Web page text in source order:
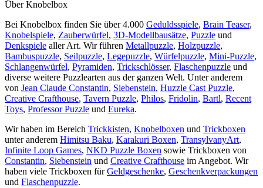
Über Knobelbox
Bei Knobelbox finden Sie über 4.000 Geduldsspiele, Brain Teaser,
Knobelspiele, Zauberwürfel, 3D-Modellbausätze, Puzzle und
Denkspiele aller Art. Wir führen Metallpuzzle, Holzpuzzle,
Bambuspuzzle, Seilpuzzle, Legepuzzle, Würfelpuzzle, Mini-Puzzle,
Schlangenwürfel, Pyramiden, Trickschlösser, Flaschenpuzzle und
diverse weitere Puzzlearten aus der ganzen Welt. Unter anderem
von Jean Claude Constantin, Siebenstein, Huzzle Cast Puzzle,
Creative Crafthouse, Tavern Puzzle, Philos, Fridolin, Bartl, Recent
Toys, Professor Puzzle und Eureka.
Wir haben im Bereich Trickkisten, Knobelboxen und Trickboxen
unter anderem Himitsu Baku, Karakuri Boxen, TransylvanyArt,
Infinite Loop Games, NKD Puzzle Boxen sowie Trickboxen von
Constantin, Siebenstein und Creative Crafthouse im Angebot. Wir
haben viele Trickboxen fürGeldgeschenke, Geschenkverpackungen
und Flaschenpuzzle.